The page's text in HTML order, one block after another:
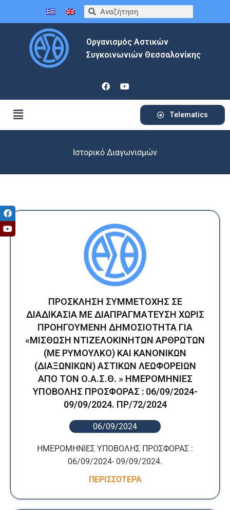
Οργανισμός Αστικών
Συγκοινωνιών Θεσσαλονίκης
Telematics
Ιστορικό Διαγωνισμών
ΠΡΟΣΚΛΗΣΗ ΣΥΜΜΕΤΟΧΗΣ ΣΕ
ΔΙΑΔΙΚΑΣΙΑ ΜΕ ΔΙΑΠΡΑΓΜΑΤΕΥΣΗ ΧΩΡΙΣ
ΠΡΟΗΓΟΥΜΕΝΗ ΔΗΜΟΣΙΟΤΗΤΑ ΓΙΑ
«ΜΙΣΘΩΣΗ ΝΤΙΖΕΛΟΚΙΝΗΤΩΝ ΑΡΘΡΩΤΩΝ
(ΜΕ ΡΥΜΟΥΛΚΟ) ΚΑΙ ΚΑΝΟΝΙΚΩΝ
(ΔΙΑΞΩΝΙΚΩΝ) ΑΣΤΙΚΩΝ ΛΕΩΦΟΡΕΙΩΝ
ΑΠΟ ΤΟΝ Ο.Α.Σ.Θ. » ΗΜΕΡΟΜΗΝΙΕΣ
ΥΠΟΒΟΛΗΣ ΠΡΟΣΦΟΡΑΣ : 06/09/2024-
09/09/2024. ΠΡ/72/2024
06/09/2024
ΗΜΕΡΟΜΗΝΙΕΣ ΥΠΟΒΟΛΗΣ ΠΡΟΣΦΟΡΑΣ :
06/09/2024- 09/09/2024.
ΠΕΡΙΣΣΟΤΕΡΑ